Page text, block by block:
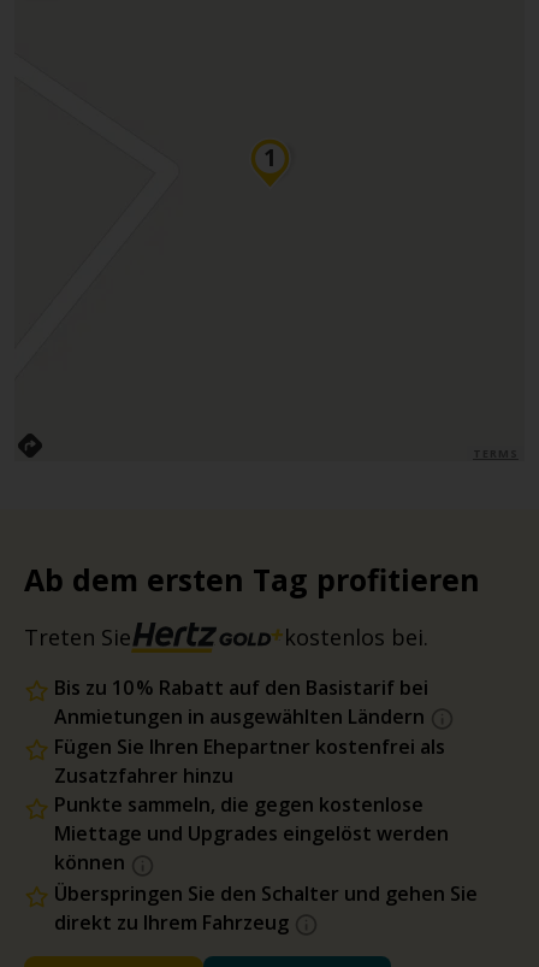
Ab dem ersten Tag profitieren
Treten Sie kostenlos bei.
Bis zu 10 % Rabatt auf den Basistarif bei
Anmietungen in ausgewählten Ländern
Fügen Sie Ihren Ehepartner kostenfrei als
Zusatzfahrer hinzu
Punkte sammeln, die gegen kostenlose
Miettage und Upgrades eingelöst werden
können
Überspringen Sie den Schalter und gehen Sie
direkt zu Ihrem Fahrzeug